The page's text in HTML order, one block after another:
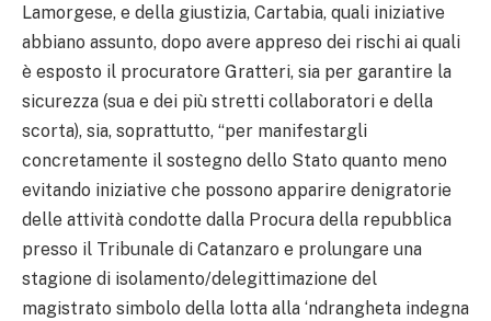
Lamorgese, e della giustizia, Cartabia, quali iniziative
abbiano assunto, dopo avere appreso dei rischi ai quali
è esposto il procuratore Gratteri, sia per garantire la
sicurezza (sua e dei più stretti collaboratori e della
scorta), sia, soprattutto, “per manifestargli
concretamente il sostegno dello Stato quanto meno
evitando iniziative che possono apparire denigratorie
delle attività condotte dalla Procura della repubblica
presso il Tribunale di Catanzaro e prolungare una
stagione di isolamento/delegittimazione del
magistrato simbolo della lotta alla ‘ndrangheta indegna